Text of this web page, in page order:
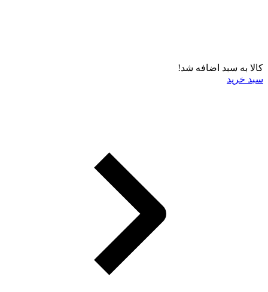
کالا به سبد اضافه شد!
سبد خرید